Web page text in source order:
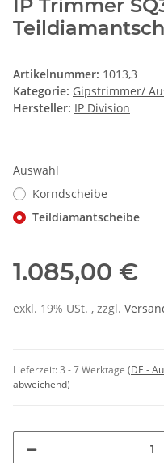
IP Trimmer
Artikelnummer: 1013,3
Kategorie: Gipstrimmer/
Hersteller: IP Division
Auswahl
Korndscheibe
Teildiamantscheibe
1.085,00 €
exkl. 19% USt. , zzgl.
Lieferzeit:3 - 7 Werktage (DE -
abweichend)